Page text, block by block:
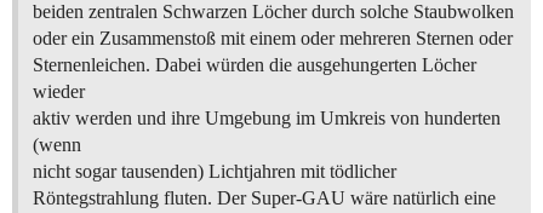
beiden zentralen Schwarzen Löcher durch solche Staubwolken
oder ein Zusammenstoß mit einem oder mehreren Sternen oder
Sternenleichen. Dabei würden die ausgehungerten Löcher
wieder
aktiv werden und ihre Umgebung im Umkreis von hunderten
(wenn
nicht sogar tausenden) Lichtjahren mit tödlicher
Röntegstrahlung fluten. Der Super-GAU wäre natürlich eine